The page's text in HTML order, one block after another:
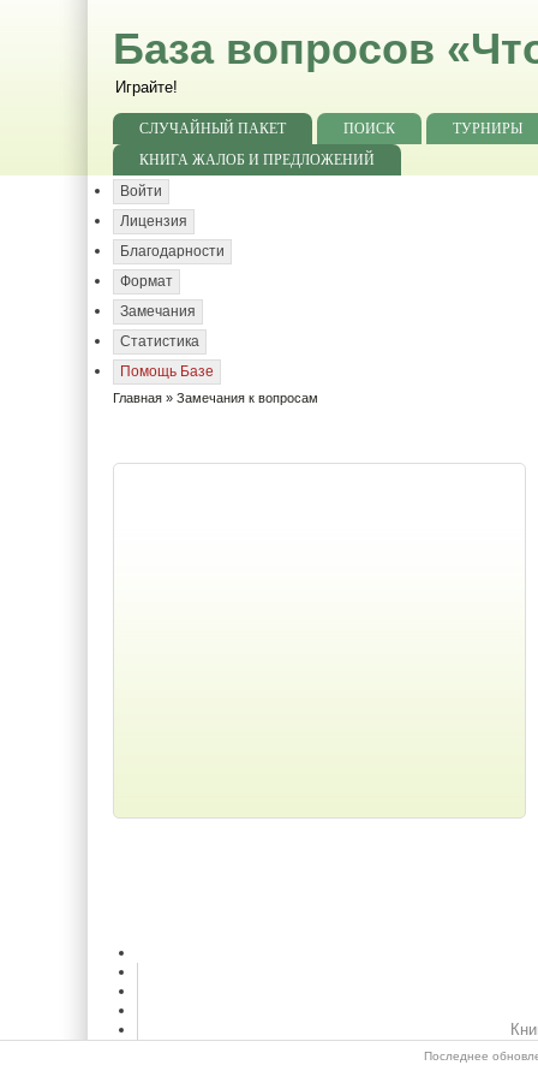
База вопросов
Играйте!
СЛУЧАЙНЫЙ ПАКЕТ ПОИСК
ТУРНИРЫ
КНИГА ЖАЛОБ И ПРЕДЛОЖЕНИЙ
Войти
Лицензия
Благодарности
Формат
Замечания
Статистика
Помощь Базе
Главная » Замечания к вопросам
Последнее